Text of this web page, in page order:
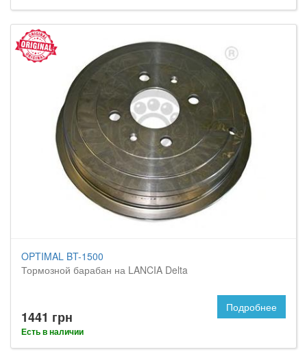
OPTIMAL BT-1500
Тормозной барабан на LANCIA Delta
1441 грн
Есть в наличии
Подробнее